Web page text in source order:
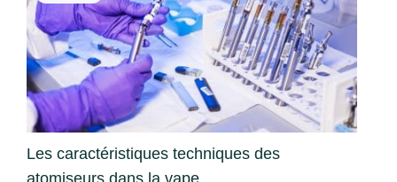
Les caractéristiques techniques des
atomiseurs dans la vape